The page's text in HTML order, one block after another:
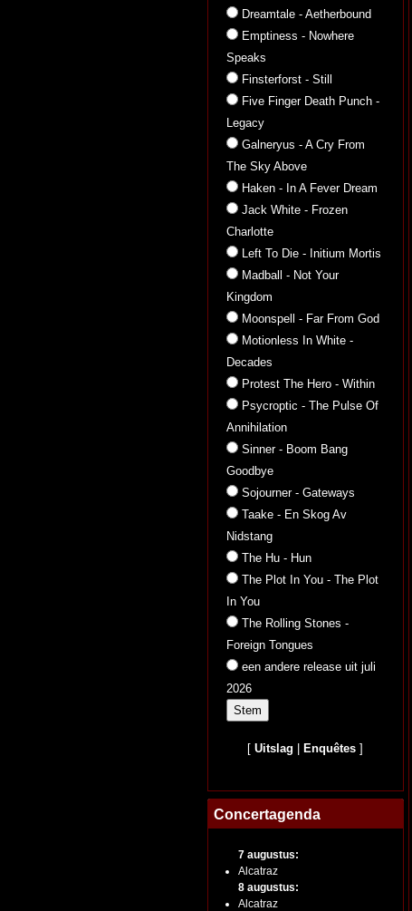
Dreamtale - Aetherbound
Emptiness - Nowhere
Speaks
Finsterforst - Still
Five Finger Death Punch -
Legacy
Galneryus - A Cry From
The Sky Above
Haken - In A Fever Dream
Jack White - Frozen
Charlotte
Left To Die - Initium Mortis
Madball - Not Your
Kingdom
Moonspell - Far From God
Motionless In White -
Decades
Protest The Hero - Within
Psycroptic - The Pulse Of
Annihilation
Sinner - Boom Bang
Goodbye
Sojourner - Gateways
Taake - En Skog Av
Nidstang
The Hu - Hun
The Plot In You - The Plot
In You
The Rolling Stones -
Foreign Tongues
een andere release uit juli
2026
[Uitslag Enquêtes ]
Concertagenda
7 augustus:
Alcatraz
8 augustus:
Alcatraz